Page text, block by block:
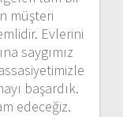
müşteri
Evlerini
saygımız
başardık.
edeceğiz.